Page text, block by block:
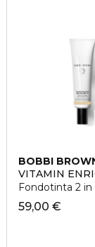
BOBBI
VITAMIN
Fondotinta 2 in
59,00 €